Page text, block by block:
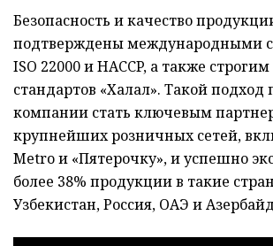
Безопасность и качество
подтверждены международными
ISO 22000 и HACCP, а также
стандартов «Халал». Такой подход
компании стать ключевым
крупнейших розничных сетей,
Metro и «Пятерочку», и успешно
более 38% продукции в такие
Узбекистан, Россия, ОАЭ и